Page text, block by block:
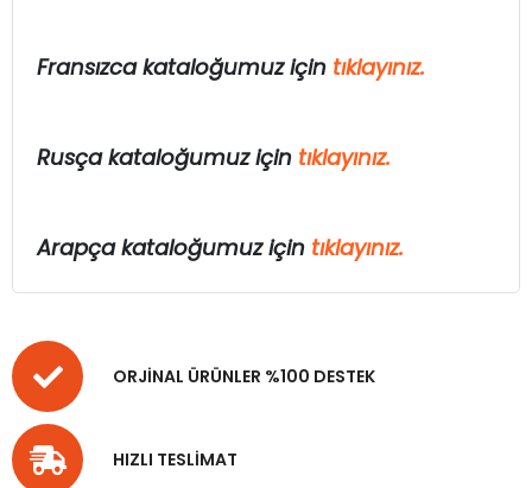
Fransızca kataloğumuz için tıklayınız.
Rusça kataloğumuz için tıklayınız.
Arapça kataloğumuz için tıklayınız.
ORJİNAL ÜRÜNLER %100 DESTEK
HIZLI TESLİMAT